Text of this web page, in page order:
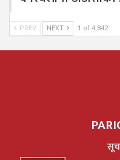
PREV NEXT 1 of 4,842